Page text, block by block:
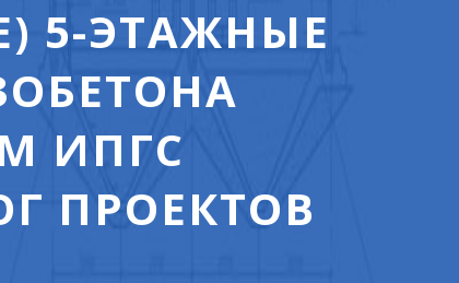
5-ЭТАЖНЫЕ
ИПГС
ПРОЕКТОВ